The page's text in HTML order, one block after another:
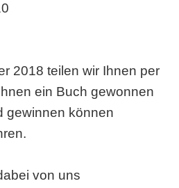
2018 teilen wir Ihnen per
ein Buch gewonnen
gewinnen können
von uns